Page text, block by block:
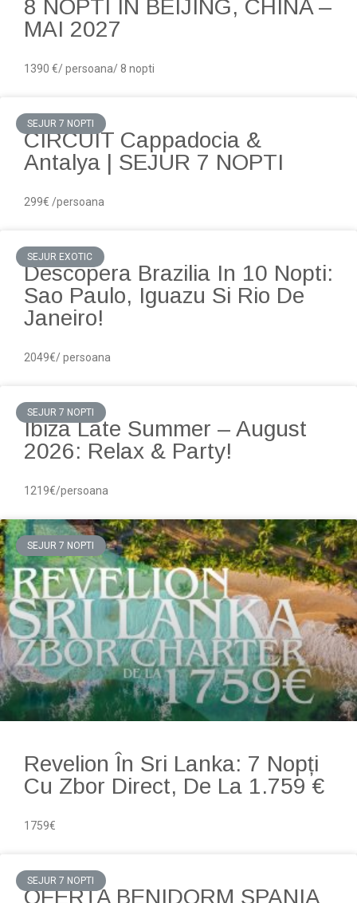
8 NOPTI IN BEIJING, CHINA –
MAI 2027
1390 €/ persoana/ 8 nopti
SEJUR 7 NOPTI
CIRCUIT Cappadocia &
Antalya | SEJUR 7 NOPTI
299€ /persoana
SEJUR EXOTIC
Descopera Brazilia In 10 Nopti:
Sao Paulo, Iguazu Si Rio De
Janeiro!
2049€/ persoana
SEJUR 7 NOPTI
Ibiza Late Summer – August
2026: Relax & Party!
1219€/persoana
SEJUR 7 NOPTI
Revelion În Sri Lanka: 7 Nopți
Cu Zbor Direct, De La 1.759 €
1759€
SEJUR 7 NOPTI
OFERTA BENIDORM SPANIA